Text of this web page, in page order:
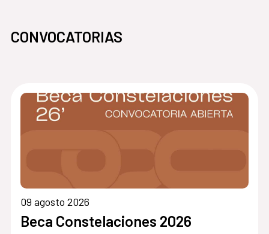
CONVOCATORIAS
09 agosto 2026
Beca Constelaciones 2026